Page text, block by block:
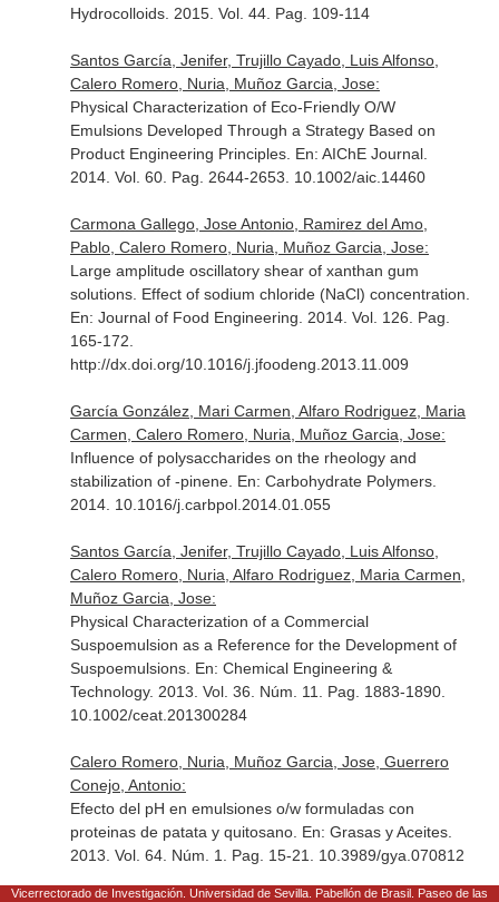
Hydrocolloids. 2015. Vol. 44. Pag. 109-114
Santos García, Jenifer, Trujillo Cayado, Luis Alfonso,
Calero Romero, Nuria, Muñoz Garcia, Jose:
Physical Characterization of Eco-Friendly O/W
Emulsions Developed Through a Strategy Based on
Product Engineering Principles. En: AIChE Journal.
2014. Vol. 60. Pag. 2644-2653. 10.1002/aic.14460
Carmona Gallego, Jose Antonio, Ramirez del Amo,
Pablo, Calero Romero, Nuria, Muñoz Garcia, Jose:
Large amplitude oscillatory shear of xanthan gum
solutions. Effect of sodium chloride (NaCl) concentration.
En: Journal of Food Engineering . 2014. Vol. 126. Pag.
165-172.
http://dx.doi.org/10.1016/j.jfoodeng.2013.11.009
García González, Mari Carmen, Alfaro Rodriguez, Maria
Carmen, Calero Romero, Nuria, Muñoz Garcia, Jose:
Influence of polysaccharides on the rheology and
stabilization of -pinene. En: Carbohydrate Polymers.
2014. 10.1016/j.carbpol.2014.01.055
Santos García, Jenifer, Trujillo Cayado, Luis Alfonso,
Calero Romero, Nuria, Alfaro Rodriguez, Maria Carmen,
Muñoz Garcia, Jose:
Physical Characterization of a Commercial
Suspoemulsion as a Reference for the Development of
Suspoemulsions. En: Chemical Engineering &
Technology. 2013. Vol. 36. Núm. 11. Pag. 1883-1890.
10.1002/ceat.201300284
Calero Romero, Nuria, Muñoz Garcia, Jose, Guerrero
Conejo, Antonio:
Efecto del pH en emulsiones o/w formuladas con
proteinas de patata y quitosano. En: Grasas y Aceites.
2013. Vol. 64. Núm. 1. Pag. 15-21. 10.3989/gya.070812
Vicerrectorado de Investigación. Universidad de Sevilla. Pabellón de Brasil. Paseo de las